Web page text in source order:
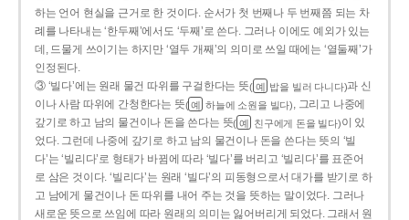
하는 언어 현실을 근거로 한 것이다. 순서가 첫 번째나 두 번째쯤 되는 차
례를 나타내는 ‘한두째’에서도 ‘두째’로 쓴다. 그러나 이에도 예외가 있는
데, 드물게 쓰이기는 하지만 ‘열두 개째’의 의미로 쓰일 때에는 ‘열둘째’가
인정된다.
③ ‘빌다’에는 원래 물건 따위를 구걸한다는 뜻( 예 밥을 빌러 다니다)과 신
이나 사람 따위에 간청한다는 뜻( 예 하늘에 소원을 빌다), 그리고 나중에
갚기로 하고 남의 물건이나 돈을 쓴다는 뜻( 예 친구에게 돈을 빌다)이 있
었다. 그런데 나중에 갚기로 하고 남의 물건이나 돈을 쓴다는 뜻의 ‘빌
다’는 ‘빌리다’로 형태가 바뀜에 따라 ‘빌다’를 버리고 ‘빌리다’를 표준어
로 삼은 것이다. ‘빌리다’는 원래 ‘빌다’의 피동형으로서 대가를 받기로 하
고 남에게 물건이나 돈 따위를 내어 주는 것을 뜻하는 말이었다. 그러나
새로운 뜻으로 쓰임에 따라 원래의 의미는 잃어버리게 되었다. 그래서 원